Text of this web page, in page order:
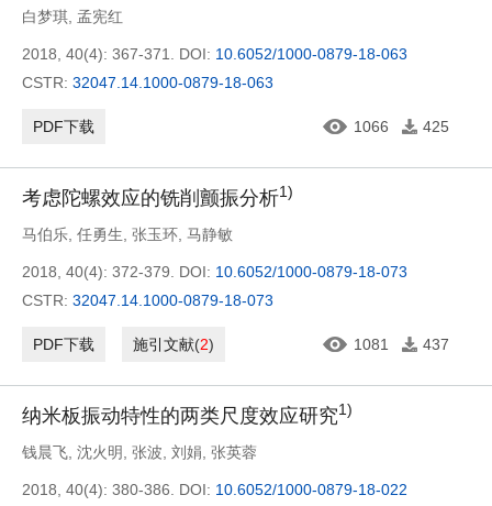
白梦琪 孟宪红
2018, 40(4): 367-371. DOI: 10.6052/1000-0879-18-063
CSTR: 32047.14.1000-0879-18-063
PDF下载 1066 425
考虑陀螺效应的铣削颤振分析1)
马伯乐 任勇生 张玉环 马静敏
2018, 40(4): 372-379. DOI: 10.6052/1000-0879-18-073
CSTR: 32047.14.1000-0879-18-073
PDF下载 施引文献(2) 1081 437
纳米板振动特性的两类尺度效应研究1)
钱晨飞 沈火明 张波 刘娟 张英蓉
2018, 40(4): 380-386. DOI: 10.6052/1000-0879-18-022